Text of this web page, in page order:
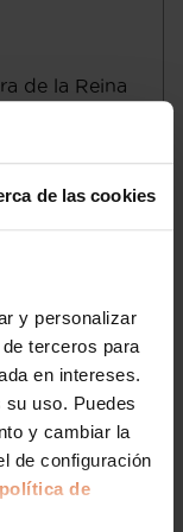
de las cookies
y personalizar
terceros para
en intereses.
uso. Puedes
y cambiar la
de configuración
política de
(
cambio
por
90,5 mm
11,0 y
and D-
clase
automático
de la Reina